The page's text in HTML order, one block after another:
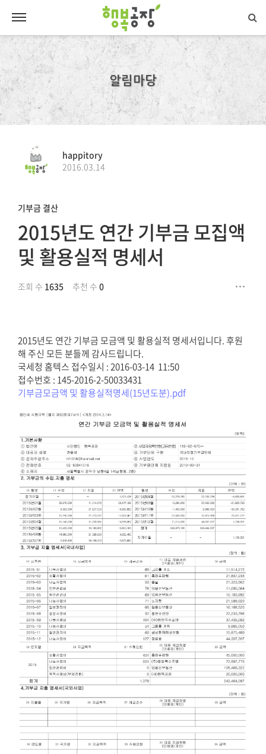
알림마당
happitory
2016.03.14
기부금 결산
2015년도 연간 기부금 모집액
및 활용실적 명세서
조회 수 1635 추천 수 0
2015년도 연간 기부금 모금액 및 활용실적 명세서입니다. 후원
해 주신 모든 분들께 감사드립니다.
국세청 홈텍스 접수일시 : 2016-03-14 11:50
접수번호 : 145-2016-2-50033431
기부금모금액 및 활용실적명세(15년도분).pdf